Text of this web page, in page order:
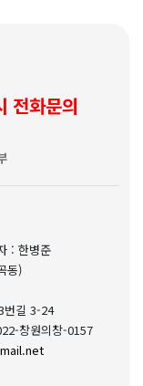
전화문의
: 한병준
동)
번길 3-24
창원의창-0157